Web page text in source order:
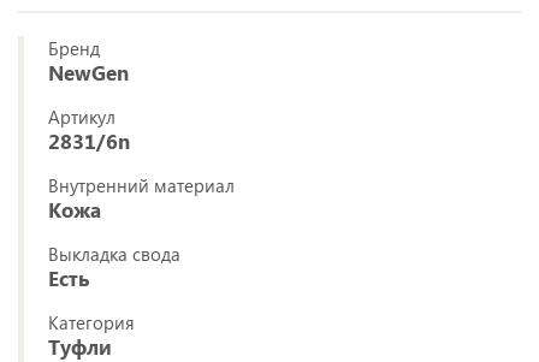
Бренд
NewGen
Артикул
2831/6n
Внутренний материал
Кожа
Выкладка свода
Есть
Категория
Туфли